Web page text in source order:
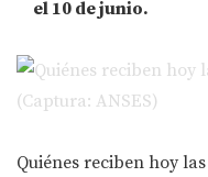
el 10 de junio.
Quiénes reciben hoy